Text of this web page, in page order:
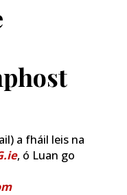
a fháil leis na
, ó Luan go